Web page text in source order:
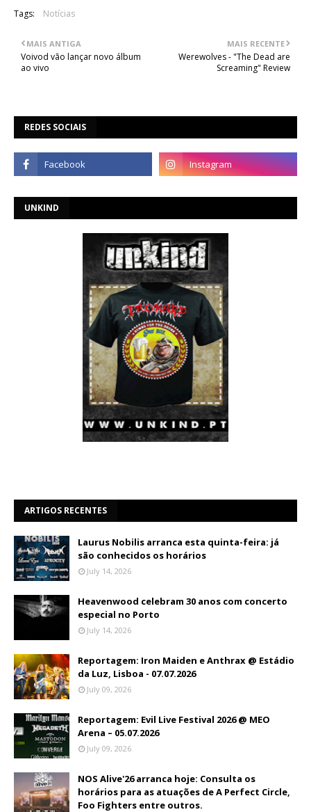
Tags: Notícias
MAIS RECENTE
Werewolves - "The Dead are
Screaming" Review
MAIS ANTIGA
Voivod vão lançar novo álbum
ao vivo
REDES SOCIAIS
UNKIND
ARTIGOS RECENTES
Laurus Nobilis arranca esta quinta-feira: já
são conhecidos os horários
July 14, 2026
Heavenwood celebram 30 anos com concerto
especial no Porto
July 14, 2026
Reportagem: Iron Maiden e Anthrax @ Estádio
da Luz, Lisboa - 07.07.2026
July 09, 2026
Reportagem: Evil Live Festival 2026 @ MEO
Arena – 05.07.2026
July 09, 2026
NOS Alive'26 arranca hoje: Consulta os
horários para as atuações de A Perfect Circle,
Foo Fighters entre outros.